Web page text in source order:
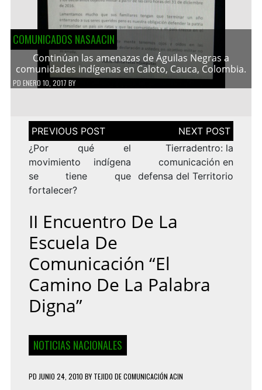
COMUNICADOS NASAACIN
Continúan las amenazas de Águilas Negras a
comunidades indígenas en Caloto, Cauca, Colombia.
PD ENERO 10, 2017 BY
Navegación
de
entradas
¿Por qué el
movimiento indígena
se tiene que
fortalecer?
Tierradentro: la
comunicación en
defensa del Territorio
II Encuentro De La
Escuela De
Comunicación “El
Camino De La Palabra
Digna”
NOTICIAS NACIONALES
PD JUNIO 24, 2010 BY TEJIDO DE COMUNICACIÓN ACIN